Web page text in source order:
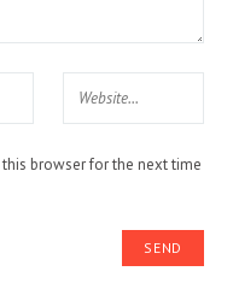
browser for the next time